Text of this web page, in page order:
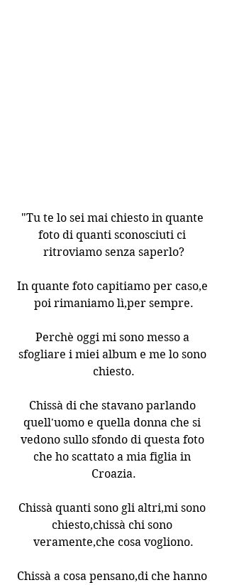
"Tu te lo sei mai chiesto in quante
foto di quanti sconosciuti ci
ritroviamo senza saperlo?
In quante foto capitiamo per caso,e
poi rimaniamo lì,per sempre.
Perchè oggi mi sono messo a
sfogliare i miei album e me lo sono
chiesto.
Chissà di che stavano parlando
quell'uomo e quella donna che si
vedono sullo sfondo di questa foto
che ho scattato a mia figlia in
Croazia.
Chissà quanti sono gli altri,mi sono
chiesto,chissà chi sono
veramente,che cosa vogliono.
Chissà a cosa pensano,di che hanno